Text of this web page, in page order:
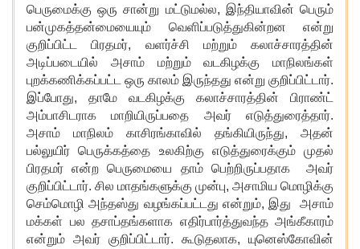
பெருமைக்கு ஒரு சான்று மட்டுமல்ல, இந்தியாவின் பெரும்
பன்முகத்தன்மையையும் வெளிப்படுத்துகின்றன என்று
குறிப்பிட்ட பிரதமர், வளர்ச்சி மற்றும் கலாச்சாரத்தின்
அடிப்படையில் அசாம் மற்றும் வடகிழக்கு மாநிலங்கள்
புறக்கணிக்கப்பட்ட ஒரு காலம் இருந்தது என்று குறிப்பிட்டார்.
இப்போது, தாமே வடகிழக்கு கலாச்சாரத்தின் பிராண்ட்
அம்பாசிடராக மாறியிருப்பதை அவர் எடுத்துரைத்தார்.
அசாம் மாநிலம் காசிரங்காவில் தங்கியிருந்து, அதன்
பல்லுயிர் பெருக்கத்தை உலகிற்கு எடுத்துரைக்கும் முதல்
பிரதமர் என்ற பெருமையை தாம் பெற்றிருப்பதாக அவர்
குறிப்பிட்டார். சில மாதங்களுக்கு முன்பு, அசாமிய மொழிக்கு
செம்மொழி அந்தஸ்து வழங்கப்பட்டது என்றும், இது அசாம்
மக்கள் பல தசாப்தங்களாக எதிர்பார்த்துவந்த அங்கீகாரம்
என்றும் அவர் குறிப்பிட்டார். கூடுதலாக, யுனெஸ்கோவின்